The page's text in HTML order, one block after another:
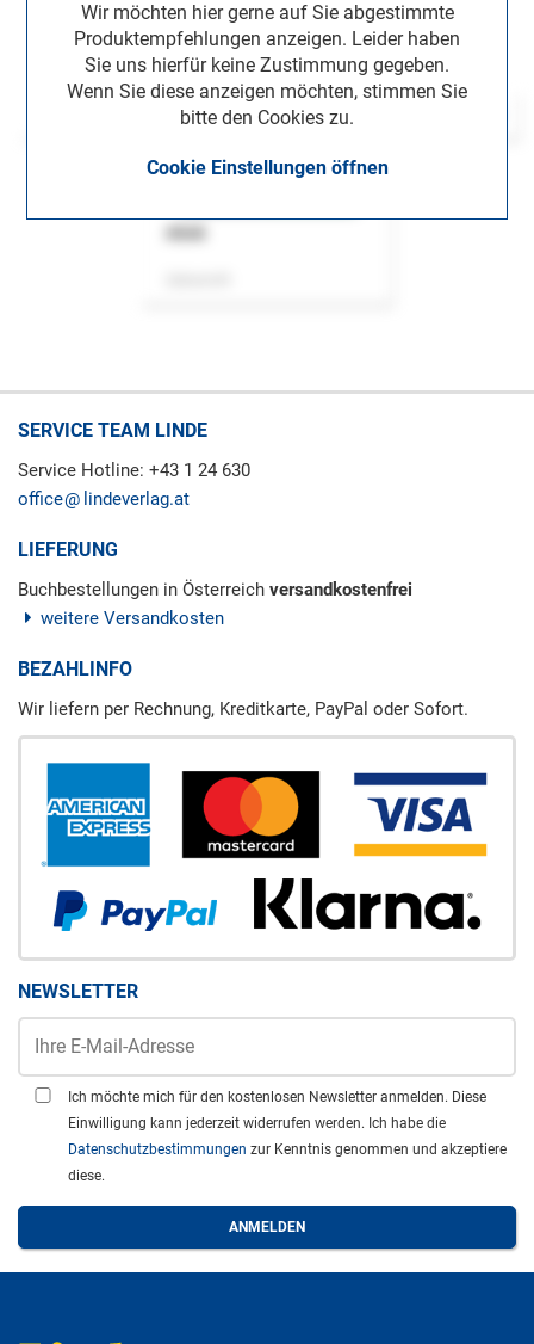
Wir möchten hier gerne auf Sie abgestimmte
Produktempfehlungen anzeigen. Leider haben
Sie uns hierfür keine Zustimmung gegeben.
Wenn Sie diese anzeigen möchten, stimmen Sie
bitte den Cookies zu.
Cookie Einstellungen öffnen
SERVICE TEAM LINDE
Service Hotline: +43 1 24 630
office
lindeverlag.at
LIEFERUNG
Buchbestellungen in Österreich versandkostenfrei
weitere Versandkosten
BEZAHLINFO
Wir liefern per Rechnung, Kreditkarte, PayPal oder Sofort.
NEWSLETTER
Ich möchte mich für den kostenlosen Newsletter anmelden. Diese
Einwilligung kann jederzeit widerrufen werden. Ich habe die
Datenschutzbestimmungen zur Kenntnis genommen und akzeptiere
diese.